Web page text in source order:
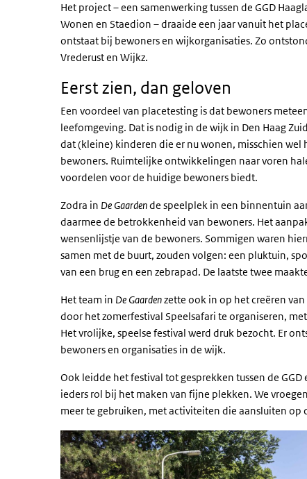
Het project – een samenwerking tussen de GGD
Wonen en Staedion – draaide een jaar vanuit het
ontstaat bij bewoners en wijkorganisaties. Zo
Vrederust en Wijkz.
Eerst zien, dan geloven
Een voordeel van placetesting is dat bewoners
leefomgeving. Dat is nodig in de wijk in Den Haag
dat (kleine) kinderen die er nu wonen, misschien wel
bewoners. Ruimtelijke ontwikkelingen naar voren
voordelen voor de huidige bewoners biedt.
Zodra in De Gaardende speelplek in een binnentuin
daarmee de betrokkenheid van bewoners. Het
wensenlijstje van de bewoners. Sommigen waren
samen met de buurt, zouden volgen: een pluktuin,
van een brug en een zebrapad. De laatste twee
Het team in De Gaardenzette ook in op het creëren
door het zomerfestival Speelsafari te organiseren,
Het vrolijke, speelse festival werd druk bezocht. Er
bewoners en organisaties in de wijk.
Ook leidde het festival tot gesprekken tussen de
ieders rol bij het maken van fijne plekken. We
meer te gebruiken, met activiteiten die aansluiten op